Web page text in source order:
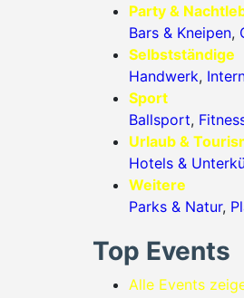
Party &
Bars & Kneipen,
Selbstständige
Handwerk,
Sport
Ballsport,
Urlaub &
Hotels &
Weitere
Parks & Natur,
Top Events
Alle Events